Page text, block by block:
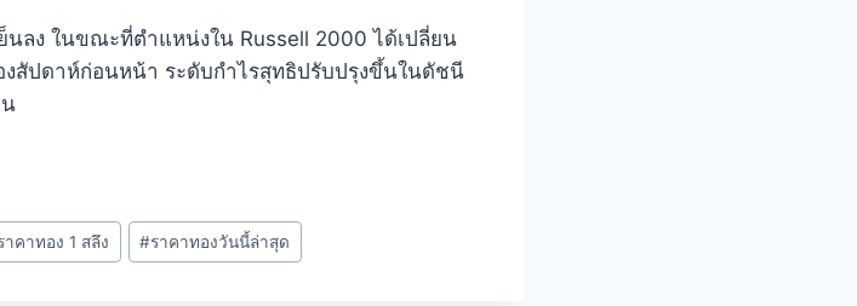
นลง ในขณะที่ตําแหน่งใน Russell 2000 ได้เปลี่ยน
สัปดาห์ก่อนหน้า ระดับกําไรสุทธิปรับปรุงขึ้นในดัชนี
าคาทอง 1 สลึง #ราคาทองวันนี้ล่าสุด